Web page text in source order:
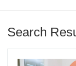
Search